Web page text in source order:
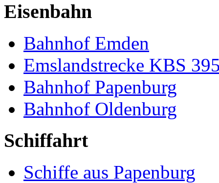
Eisenbahn
Bahnhof Emden
Emslandstrecke KBS
Bahnhof Papenburg
Bahnhof Oldenburg
Schiffahrt
Schiffe aus Papenburg